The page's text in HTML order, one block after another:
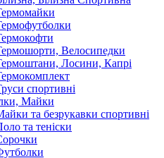
Велосипедки
Лосини, Капрі
спортивні
Майки
та безрукавки спортивні
та теніски